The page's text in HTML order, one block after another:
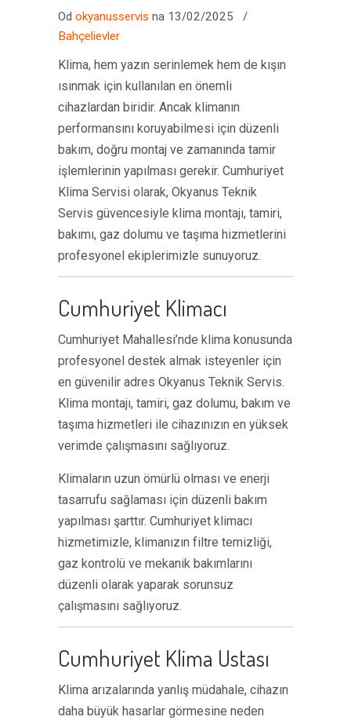
Od okyanusservis na 13/02/2025
/
Bahçelievler
Klima, hem yazın serinlemek hem de kışın
ısınmak için kullanılan en önemli
cihazlardan biridir. Ancak klimanın
performansını koruyabilmesi için düzenli
bakım, doğru montaj ve zamanında tamir
işlemlerinin yapılması gerekir. Cumhuriyet
Klima Servisi olarak, Okyanus Teknik
Servis güvencesiyle klima montajı, tamiri,
bakımı, gaz dolumu ve taşıma hizmetlerini
profesyonel ekiplerimizle sunuyoruz.
Cumhuriyet Klimacı
Cumhuriyet Mahallesi’nde klima konusunda
profesyonel destek almak isteyenler için
en güvenilir adres Okyanus Teknik Servis.
Klima montajı, tamiri, gaz dolumu, bakım ve
taşıma hizmetleri ile cihazınızın en yüksek
verimde çalışmasını sağlıyoruz.
Klimaların uzun ömürlü olması ve enerji
tasarrufu sağlaması için düzenli bakım
yapılması şarttır. Cumhuriyet klimacı
hizmetimizle, klimanızın filtre temizliği,
gaz kontrolü ve mekanik bakımlarını
düzenli olarak yaparak sorunsuz
çalışmasını sağlıyoruz.
Cumhuriyet Klima Ustası
Klima arızalarında yanlış müdahale, cihazın
daha büyük hasarlar görmesine neden